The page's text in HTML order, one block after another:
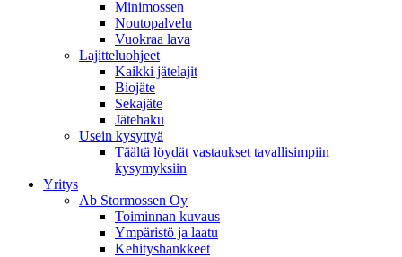
Minimossen
Noutopalvelu
Vuokraa lava
Lajitteluohjeet
Kaikki jätelajit
Biojäte
Sekajäte
Jätehaku
Usein kysyttyä
Täältä löydät vastaukset tavallisimpiin
kysymyksiin
Yritys
Ab Stormossen Oy
Toiminnan kuvaus
Ympäristö ja laatu
Kehityshankkeet